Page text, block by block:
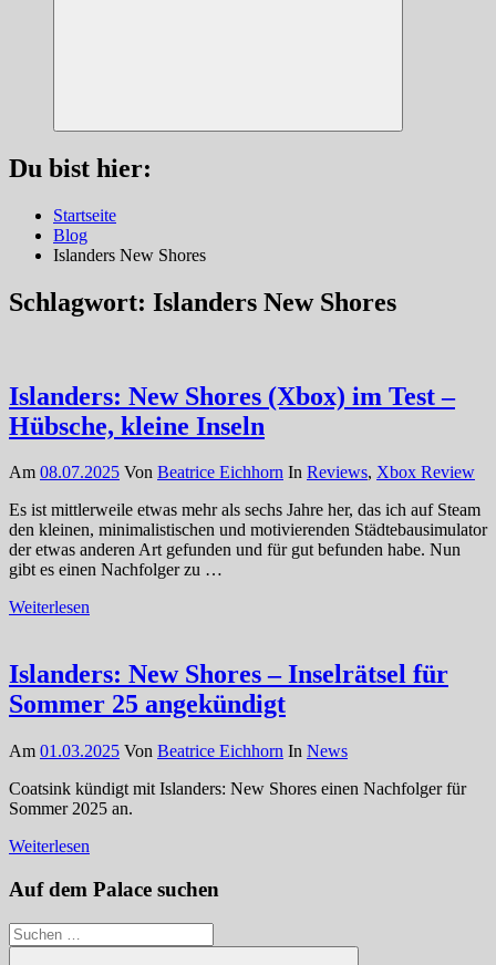
Suchen
Du bist hier:
Startseite
Blog
Islanders New Shores
Schlagwort: Islanders New Shores
Islanders: New Shores (Xbox) im Test –
Hübsche, kleine Inseln
Am 08.07.2025 Von Beatrice Eichhorn In Reviews, Xbox Review
Es ist mittlerweile etwas mehr als sechs Jahre her, das ich auf Steam
den kleinen, minimalistischen und motivierenden Städtebausimulator
der etwas anderen Art gefunden und für gut befunden habe. Nun
gibt es einen Nachfolger zu …
Weiterlesen
Islanders: New Shores – Inselrätsel für
Sommer 25 angekündigt
Am 01.03.2025 Von Beatrice Eichhorn In News
Coatsink kündigt mit Islanders: New Shores einen Nachfolger für
Sommer 2025 an.
Weiterlesen
Auf dem Palace suchen
Suchen
nach: